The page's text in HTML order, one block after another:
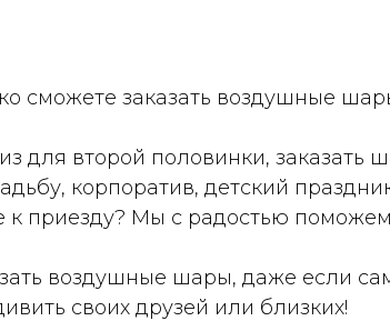
сможете заказать воздушные
для второй половинки, заказать
корпоратив, детский
к приезду? Мы с радостью
воздушные шары, даже если
своих друзей или близких!